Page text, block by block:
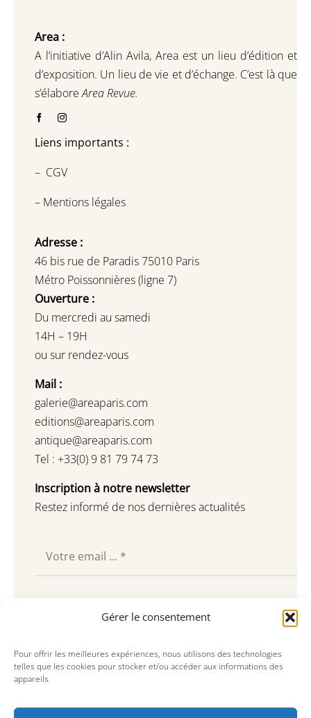
Gérer le consentement
Pour offrir les meilleures expériences, nous utilisons des technologies
telles que les cookies pour stocker et/ou accéder aux informations des
appareils.
Area :
A l’initiative d’Alin Avila, Area est un lieu d’édition et
d’exposition. Un lieu de vie et d’échange. C’est là que
s’élaboreArea Revue.
Liens importants :
– CGV
– Mentions légales
Adresse :
46 bis rue de Paradis 75010 Paris
Métro Poissonnières (ligne 7)
Ouverture :
Du mercredi au samedi
14H – 19H
ou sur rendez-vous
Mail :
galerie@areaparis.com
editions@areaparis.com
antique@areaparis.com
Tel : +33(0) 9 81 79 74 73
Inscription à notre newsletter
Restez informé de nos dernières actualités
Souscrire